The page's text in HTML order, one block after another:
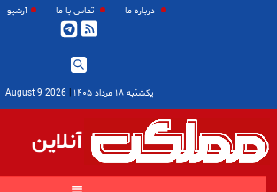
درباره ما تماس با ما آرشیو
یکشنبه ۱۸ مرداد ۱۴۰۵ |
2026 August 9
آنلاین